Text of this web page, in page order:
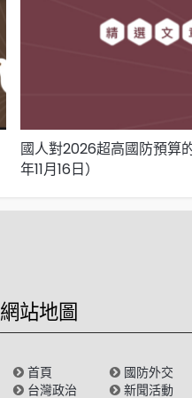
國人對2026超高國防預算
年11月16日）
網站地圖
首頁
台灣政治
國防外交
新聞活動